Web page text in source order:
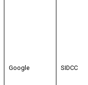
Google SIDCC